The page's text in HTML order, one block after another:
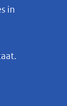
in